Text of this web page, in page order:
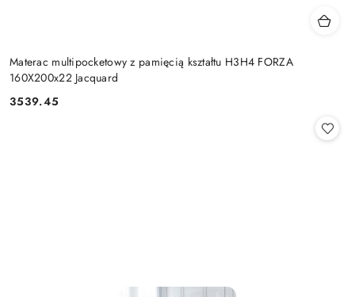
Materac multipocketowy z pamięcią kształtu H3H4 FORZA
160X200x22 Jacquard
Cena:
3539.45